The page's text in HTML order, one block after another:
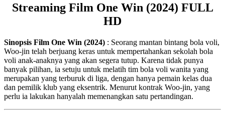
Streaming Film One Win (2024) FULL
HD
Sinopsis Film One Win (2024) : Seorang mantan bintang bola voli,
Woo-jin telah berjuang keras untuk mempertahankan sekolah bola
voli anak-anaknya yang akan segera tutup. Karena tidak punya
banyak pilihan, ia setuju untuk melatih tim bola voli wanita yang
merupakan yang terburuk di liga, dengan hanya pemain kelas dua
dan pemilik klub yang eksentrik. Menurut kontrak Woo-jin, yang
perlu ia lakukan hanyalah memenangkan satu pertandingan.